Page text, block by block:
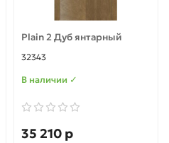
Plain 2 Дуб янтарный
32343
В наличии ✓
35 210 р